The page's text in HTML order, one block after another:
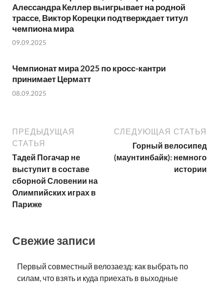
Алессандра Келлер выигрывает на родной
трассе, Виктор Корецки подтверждает титул
чемпиона мира
09.09.2025
Чемпионат мира 2025 по кросс-кантри
принимает Церматт
08.09.2025
ПРЕДЫДУЩАЯ
СТАТЬЯ
Тадей Погачар не
выступит в составе
сборной Словении на
Олимпийских играх в
Париже
СЛЕДУЮЩАЯ СТАТЬЯ
Горный велосипед
(маунтинбайк): немного
истории
Свежие записи
Первый совместный велозаезд: как выбрать по
силам, что взять и куда приехать в выходные